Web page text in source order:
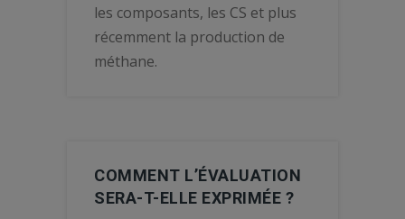
les composants, les CS et plus
récemment la production de
méthane.
COMMENT L’ÉVALUATION
SERA-T-ELLE EXPRIMÉE ?